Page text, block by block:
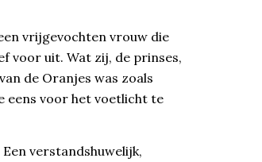
vrijgevochten vrouw die
voor uit. Wat zij, de prinses,
de Oranjes was zoals
eens voor het voetlicht te
verstandshuwelijk,